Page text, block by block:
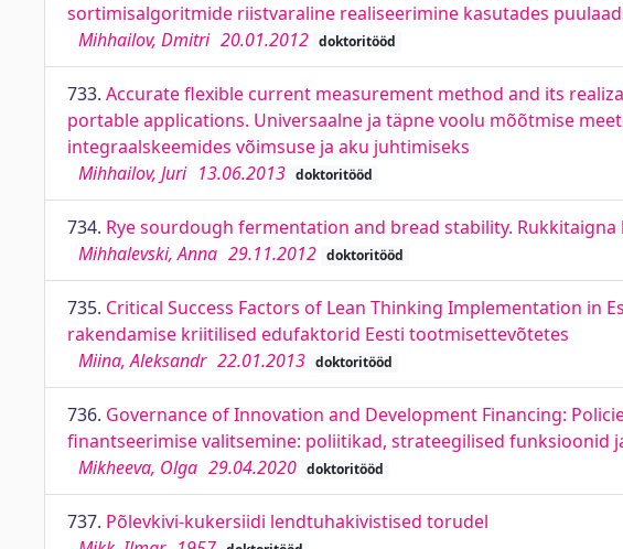
sortimisalgoritmide riistvaraline realiseerimine kasutades
Mihhailov, Dmitri 20.01.2012 doktoritööd
733. Accurate flexible current measurement method and its
portable applications. Universaalne ja täpne voolu mõõtmise
integraalskeemides võimsuse ja aku juhtimiseks
Mihhailov, Juri 13.06.2013 doktoritööd
734. Rye sourdough fermentation and bread stability.
Mihhalevski, Anna 29.11.2012 doktoritööd
735. Critical Success Factors of Lean Thinking Implementation in
rakendamise kriitilised edufaktorid Eesti tootmisettevõtetes
Miina, Aleksandr 22.01.2013 doktoritööd
736. Governance of Innovation and Development Financing:
finantseerimise valitsemine: poliitikad, strateegilised funksioonid
Mikheeva, Olga 29.04.2020 doktoritööd
737. Põlevkivi-kukersiidi lendtuhakivistised torudel